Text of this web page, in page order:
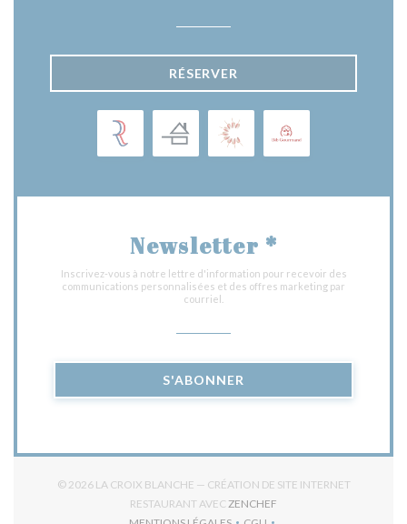
RÉSERVER
Newsletter *
Inscrivez-vous à notre lettre d'information pour recevoir des
communications personnalisées et des offres marketing par
courriel.
S'ABONNER
© 2026 LA CROIX BLANCHE — CRÉATION DE SITE INTERNET
RESTAURANT AVEC ZENCHEF